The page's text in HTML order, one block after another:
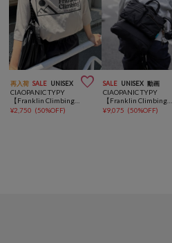
再入荷 SALE UNISEX 
CIAOPANIC TYPY
¥2,750 (50%OFF)
SALE UNISEX 動画
CIAOPANIC TYPY
¥9,075 (50%OFF)